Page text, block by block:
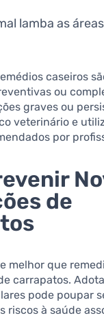
lamba as
caseiros
ou
graves ou
veterinário e
por
de
melhor que
carrapatos.
pode poupar
riscos à saúde